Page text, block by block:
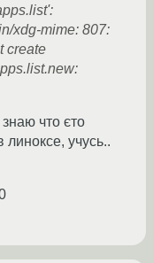
xdg-mime: 807:
create
что єто
линоксе, учусь..